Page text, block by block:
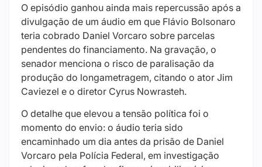
O episódio ganhou ainda mais repercussão após a
divulgação de um áudio em que Flávio Bolsonaro
teria cobrado Daniel Vorcaro sobre parcelas
pendentes do financiamento. Na gravação, o
senador menciona o risco de paralisação da
produção do longametragem, citando o ator Jim
Caviezel e o diretor Cyrus Nowrasteh.
O detalhe que elevou a tensão política foi o
momento do envio: o áudio teria sido
encaminhado um dia antes da prisão de Daniel
Vorcaro pela Polícia Federal, em investigação